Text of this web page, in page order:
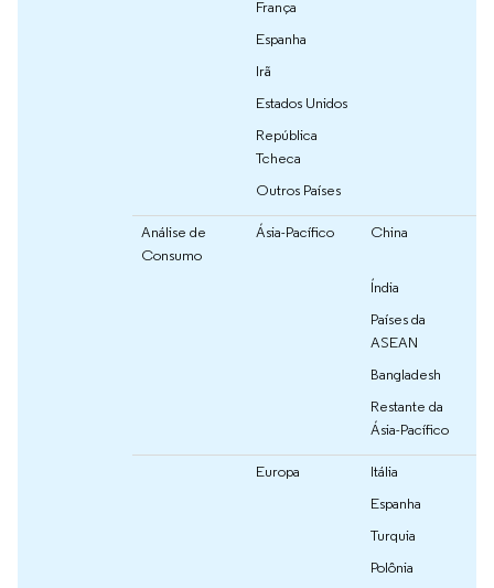
França
Espanha
Irã
Estados Unidos
República
Tcheca
Outros Países
Análise de
Consumo
Ásia-Pacífico China
Índia
Países da
ASEAN
Bangladesh
Restante da
Ásia-Pacífico
Europa
Itália
Espanha
Turquia
Polônia